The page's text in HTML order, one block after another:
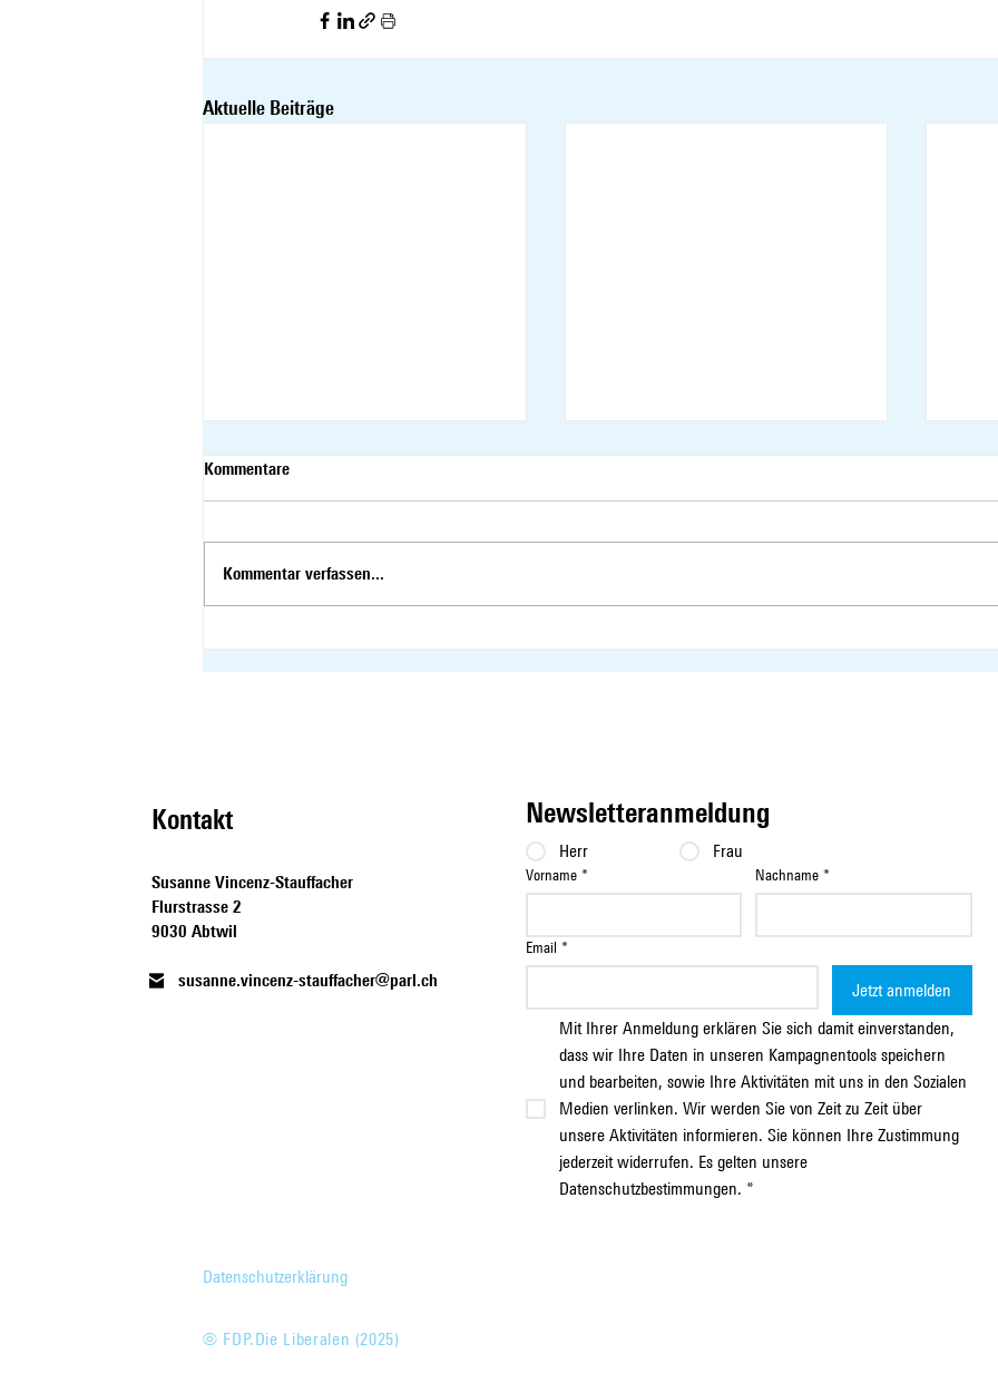
Aktuelle Beiträge
Stauffacher als
Stauffacher als
Kommentare
Kommentar verfassen...
Kontakt
Susanne Vincenz-Stauffacher
Flurstrasse 2
9030 Abtwil
susanne.vincenz-stauffacher@parl.ch
Newsletteranmeldung
Herr Frau
Vorname * Nachname *
Email *
Jetzt anmelden
Mit Ihrer Anmeldung erklären Sie sich damit einverstanden,
dass wir Ihre Daten in unseren Kampagnentools speichern
und bearbeiten, sowie Ihre Aktivitäten mit uns in den Sozialen
Medien verlinken. Wir werden Sie von Zeit zu Zeit über
unsere Aktivitäten informieren. Sie können Ihre Zustimmung
jederzeit widerrufen. Es gelten unsere
Datenschutzbestimmungen. *
Datenschutzerklärung
© FDP.Die Liberalen (2025)